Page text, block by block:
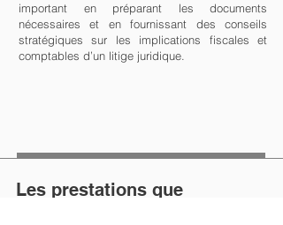
important en préparant les documents
nécessaires et en fournissant des conseils
stratégiques sur les implications fiscales et
comptables d’un litige juridique.
Les prestations que